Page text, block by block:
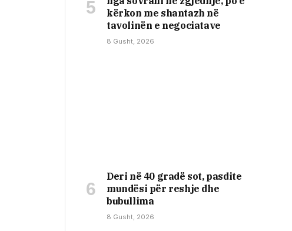
kërkon me shantazh në
tavolinën e negociatave
8 Gusht, 2026
Deri në 40 gradë sot, pasdite
mundësi për reshje dhe
bubullima
8 Gusht, 2026